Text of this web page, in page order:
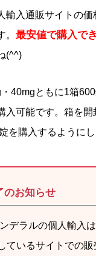
輸入通販サイトの
最安値で購入で
(^^)
40mgともに1箱
入可能です。箱を開
を購入するように
のお知らせ
デラルの個人輸入
ているサイトでの販